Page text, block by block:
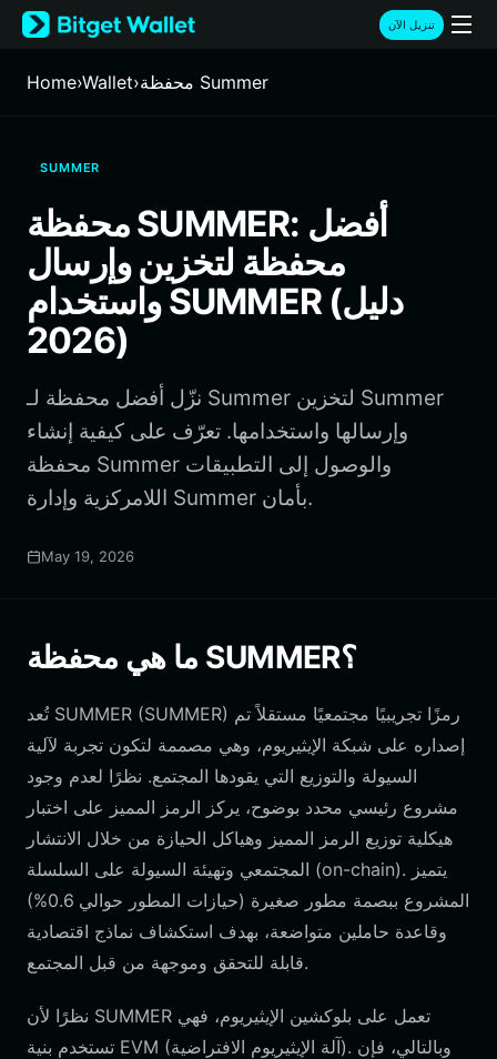
English
日本語
Русский
Italiano
Deutsch
简体中文
繁體中文
Português (Portugal)
Bahasa Indonesia
ภาษาไทย
বাংলা
Español
Português (Brasil)
Español (Argentina)
تنزيل الآن
Home›Wallet› محفظة Summer
SUMMER
محفظة SUMMER: أفضل
محفظة لتخزين وإرسال
واستخدام SUMMER (دليل
2026)
نزّل أفضل محفظة لـ Summer لتخزين Summer
وإرسالها واستخدامها. تعرّف على كيفية إنشاء
محفظة Summer والوصول إلى التطبيقات
اللامركزية وإدارة Summer بأمان.
May 19, 2026
ما هي محفظة SUMMER؟
تُعد SUMMER (SUMMER) رمزًا تجريبيًا مجتمعيًا مستقلاً تم
إصداره على شبكة الإيثيريوم، وهي مصممة لتكون تجربة لآلية
السيولة والتوزيع التي يقودها المجتمع. نظرًا لعدم وجود
مشروع رئيسي محدد بوضوح، يركز الرمز المميز على اختبار
هيكلية توزيع الرمز المميز وهياكل الحيازة من خلال الانتشار
المجتمعي وتهيئة السيولة على السلسلة (on-chain). يتميز
المشروع ببصمة مطور صغيرة (حيازات المطور حوالي 0.6%)
وقاعدة حاملين متواضعة، بهدف استكشاف نماذج اقتصادية
قابلة للتحقق وموجهة من قبل المجتمع.
نظرًا لأن SUMMER تعمل على بلوكشين الإيثيريوم، فهي
تستخدم بنية EVM (آلة الإيثيريوم الافتراضية). وبالتالي، فإن